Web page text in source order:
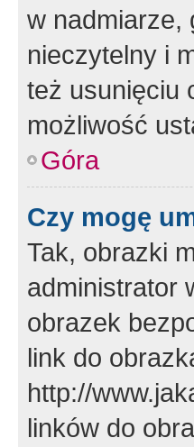
w nadmiarze,
nieczytelny i
też usunięciu
możliwość
Góra
Czy mogę
Tak, obrazki
administrator
obrazek
link do
http://
linków do